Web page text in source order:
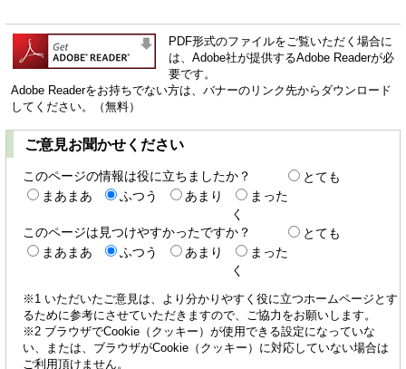
PDF形式のファイルをご覧いただく場合に
は、Adobe社が提供するAdobe Readerが必
要です。
Adobe Readerをお持ちでない方は、バナーのリンク先からダウンロード
してください。（無料）
ご意見お聞かせください
このページの情報は役に立ちましたか？
とても
まあまあ
ふつう あまり
まった
く
このページは見つけやすかったですか？
とても
まあまあ
ふつう あまり
まった
く
※1 いただいたご意見は、より分かりやすく役に立つホームページとす
るために参考にさせていただきますので、ご協力をお願いします。
※2 ブラウザでCookie（クッキー）が使用できる設定になっていな
い、または、ブラウザがCookie（クッキー）に対応していない場合は
ご利用頂けません。